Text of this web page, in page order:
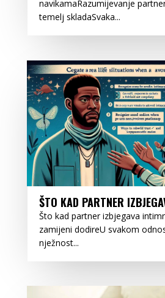
navikamaRazumijevanje
temelj skladaSvaka...
ŠTO KAD PARTNER
Što kad partner izbjegava
zamijeni dodireU svakom
nježnost...